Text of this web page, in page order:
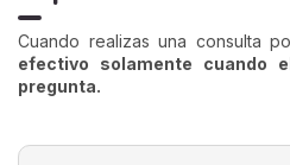
Cuando realizas una consulta
efectivo solamente cuando
pregunta.